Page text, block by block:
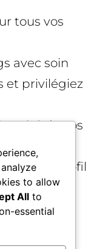
tous vos
avec soin
et privilégiez
de vos
votre profil
de
to allow
All to
essential